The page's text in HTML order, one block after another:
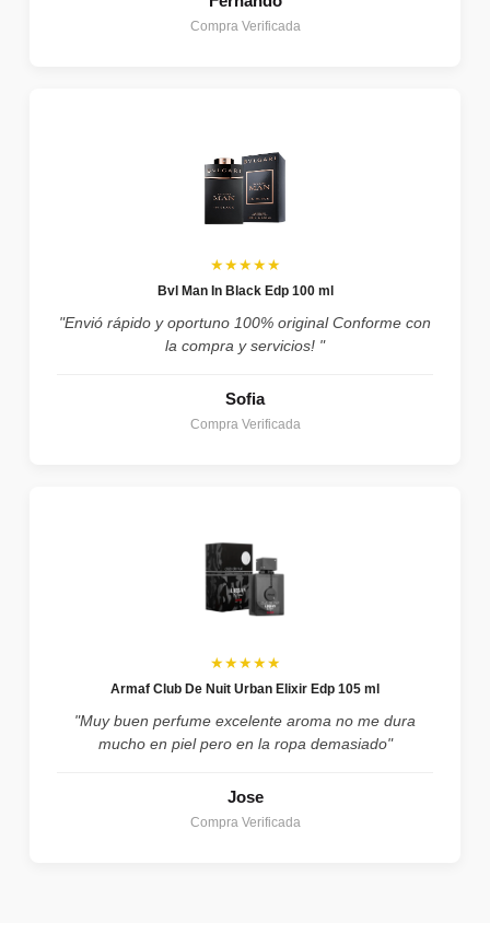
Compra Verificada
★★★★★
Bvl Man In Black Edp 100 ml
"Envió rápido y oportuno 100% original Conforme con
la compra y servicios! "
Sofia
Compra Verificada
★★★★★
Armaf Club De Nuit Urban Elixir Edp 105 ml
"Muy buen perfume excelente aroma no me dura
mucho en piel pero en la ropa demasiado"
Jose
Compra Verificada